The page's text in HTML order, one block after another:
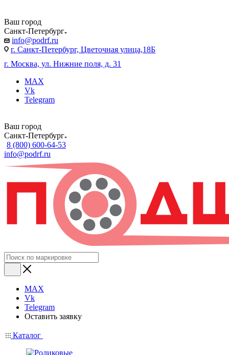
Ваш город
Санкт-Петербург
info@podrf.ru
г. Санкт-Петербург, Цветочная улица,18Б
г. Москва, ул. Нижние поля, д. 31
MAX
Vk
Telegram
Ваш город
Санкт-Петербург
8 (800) 600-64-53
info@podrf.ru
MAX
Vk
Telegram
Оставить заявку
Каталог